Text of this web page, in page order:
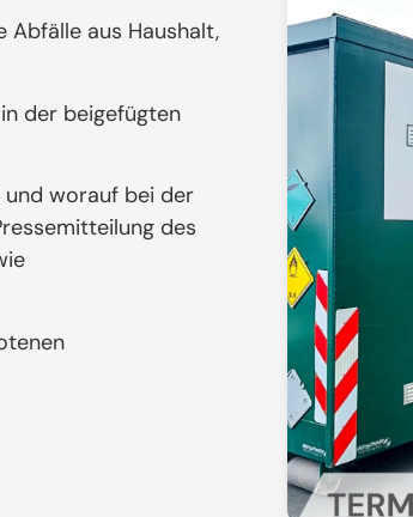
Abfälle aus Haushalt,
der beigefügten
und worauf bei der
des